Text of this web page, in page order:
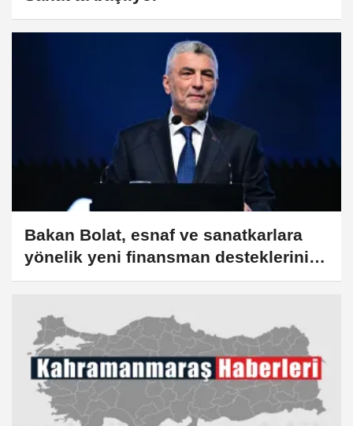
Bakan Bolat, esnaf ve sanatkarlara
yönelik yeni finansman desteklerini
değerlendirdi